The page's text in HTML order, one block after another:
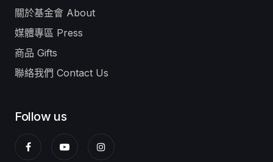
關於基金會 About
媒體專區 Press
商品 Gifts
聯絡我們 Contact Us
Follow us